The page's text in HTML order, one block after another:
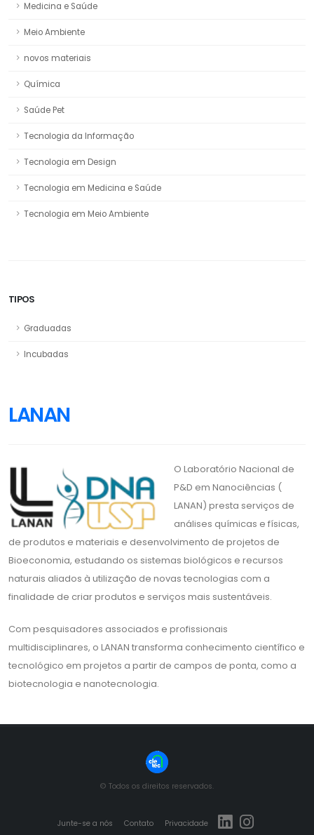
Medicina e Saúde
Meio Ambiente
novos materiais
Química
Saúde Pet
Tecnologia da Informação
Tecnologia em Design
Tecnologia em Medicina e Saúde
Tecnologia em Meio Ambiente
TIPOS
Graduadas
Incubadas
LANAN
O Laboratório Nacional de
P&D em Nanociências (
LANAN) presta serviços de
análises químicas e físicas,
de produtos e materiais e desenvolvimento de projetos de
Bioeconomia, estudando os sistemas biológicos e recursos
naturais aliados à utilização de novas tecnologias com a
finalidade de criar produtos e serviços mais sustentáveis.
Com pesquisadores associados e profissionais
multidisciplinares, o LANAN transforma conhecimento científico e
tecnológico em projetos a partir de campos de ponta, como a
biotecnologia e nanotecnologia.
© Todos os direitos reservados.
Junte-se a nós Contato Privacidade